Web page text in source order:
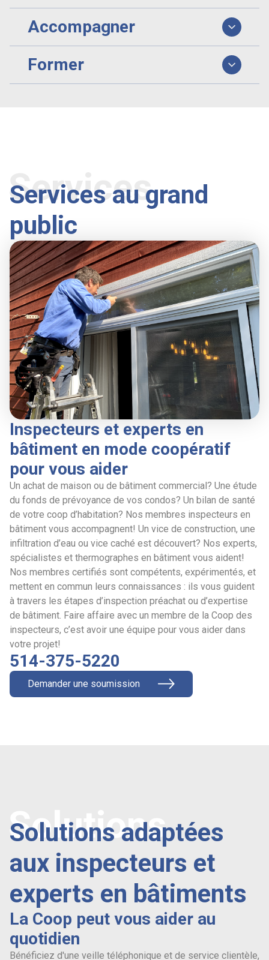
Accompagner
Former
Services au grand
public
Services
Inspecteurs et experts en
bâtiment en mode coopératif
pour vous aider
Un achat de maison ou de bâtiment commercial? Une étude
du fonds de prévoyance de vos condos? Un bilan de santé
de votre coop d’habitation? Nos membres inspecteurs en
bâtiment vous accompagnent! Un vice de construction, une
infiltration d’eau ou vice caché est découvert? Nos experts,
spécialistes et thermographes en bâtiment vous aident!
Nos membres certifiés sont compétents, expérimentés, et
mettent en commun leurs connaissances : ils vous guident
à travers les étapes d’inspection préachat ou d’expertise
de bâtiment. Faire affaire avec un membre de la Coop des
inspecteurs, c’est avoir une équipe pour vous aider dans
votre projet!
514-375-5220
Demander une soumission
Solutions adaptées
aux inspecteurs et
experts en bâtiments
Solutions
La Coop peut vous aider au
quotidien
Bénéficiez d'une veille téléphonique et de service clientèle,